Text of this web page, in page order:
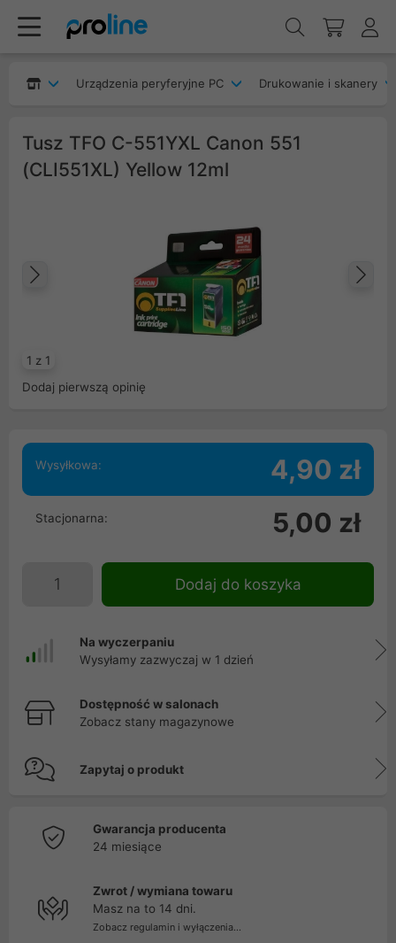
Urządzenia peryferyjne PC Drukowanie i skanery
Tusz TFO C-551YXL Canon 551
(CLI551XL) Yellow 12ml
1 z 1
Poprzedni
Dodaj pierwszą opinię
Wysyłkowa: 4,90 zł
Stacjonarna: 5,00 zł
Dodaj do koszyka
Na wyczerpaniu
Wysyłamy zazwyczaj w 1 dzień
Dostępność w salonach
Zobacz stany magazynowe
Zapytaj o produkt
Gwarancja producenta
24 miesiące
Zwrot / wymiana towaru
Masz na to 14 dni.
Zobacz regulamin i wyłączenia...